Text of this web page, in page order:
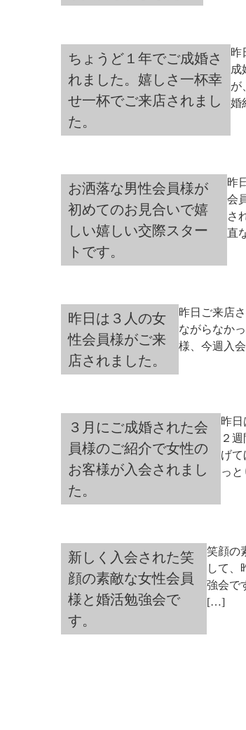
ちょうど１年でご成婚さ
れました。嬉しさ一杯幸
せ一杯でご来店されまし
た。
昨
成
が
婚
お洒落な男性会員様が
初めてのお見合いで嬉
しい嬉しい交際スター
トです。
昨
会
さ
直
昨日は３人の女
性会員様がご来
店されました。
昨日ご来店
ながらなか
様、今週入
３月にご成婚された会
員様のご紹介で女性の
お客様が入会されまし
た。
昨日
２
げ
っ
新しく入会された笑
顔の素敵な女性会員
様と婚活勉強会で
す。
笑顔の
して、
強会で
[…]